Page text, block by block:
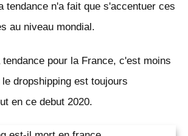
tendance n'a fait que s'accentuer ces
au niveau mondial.
tendance pour la France, c'est moins
dropshipping est toujours
en ce debut 2020.